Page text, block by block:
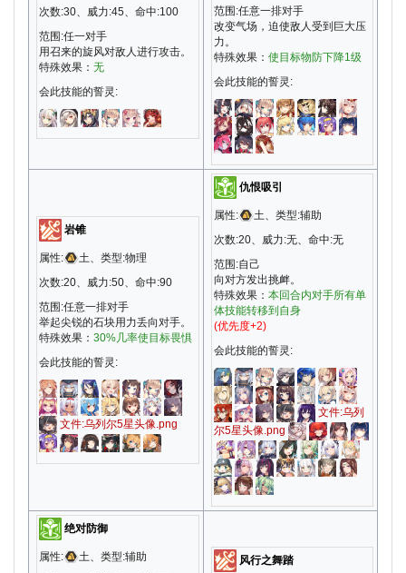
次数:30、威力:45、命中:100
范围:任一对手
用召来的旋风对敌人进行攻击。
特殊效果： 无
会此技能的誓灵:
范围:任意一排对手
改变气场，迫使敌人受到巨大压
力。
特殊效果： 使目标物防下降1级
会此技能的誓灵:
岩锥
属性:
土、类型:物理
次数:20、威力:50、命中:90
范围:任意一排对手
举起尖锐的石块用力丢向对手。
特殊效果： 30%几率使目标畏惧
会此技能的誓灵:
文件:乌列尔5星头像.png
仇恨吸引
属性:
土、类型:辅助
次数:20、威力:无、命中:无
范围:自己
向对方发出挑衅。
特殊效果： 本回合内对手所有单
体技能转移到自身
(优先度+2)
会此技能的誓灵:
文件:乌列
尔5星头像.png
绝对防御
属性:
土、类型:辅助
风行之舞踏